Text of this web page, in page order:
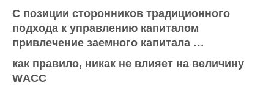
С позиции сторонников традиционного
подхода к управлению капиталом
привлечение заемного капитала …
как правило, никак не влияет на величину
WАСС